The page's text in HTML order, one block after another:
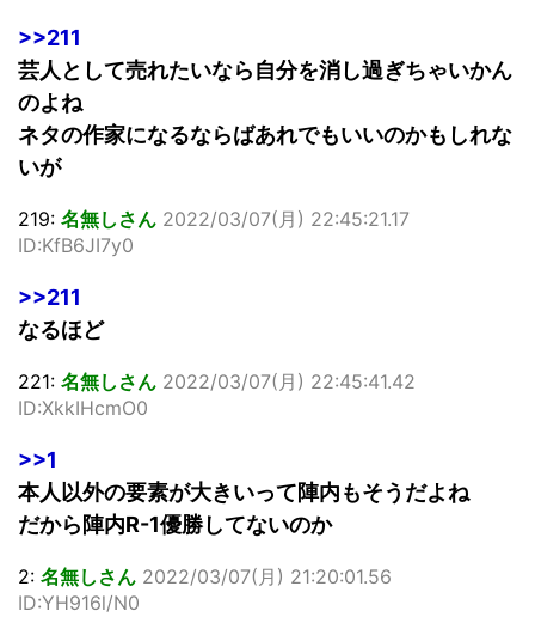
>>211
芸人として売れたいなら自分を消し過ぎちゃいかん
のよね
ネタの作家になるならばあれでもいいのかもしれな
いが
219: 名無しさん 2022/03/07(月) 22:45:21.17
ID:KfB6JI7y0
>>211
なるほど
221: 名無しさん 2022/03/07(月) 22:45:41.42
ID:XkkIHcmO0
>>1
本人以外の要素が大きいって陣内もそうだよね
だから陣内R-1優勝してないのか
2: 名無しさん 2022/03/07(月) 21:20:01.56
ID:YH916l/N0